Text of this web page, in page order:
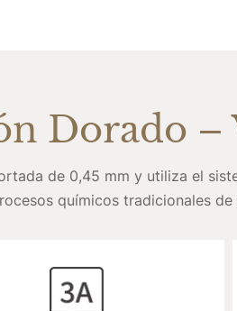
Dorado –
de 0,45 mm y utiliza el
químicos tradicionales